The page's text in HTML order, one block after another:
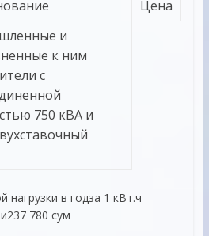
Цена
и
к ним
с
750 кВА и
нагрузки в годза 1 кВт.ч
780 сум